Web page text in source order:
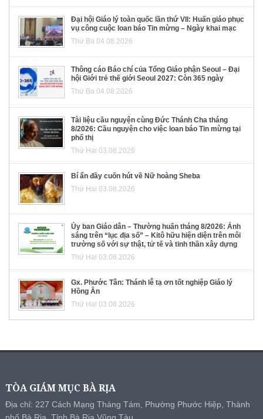
Đại hội Giáo lý toàn quốc lần thứ VII: Huấn giáo phục
vụ công cuộc loan báo Tin mừng – Ngày khai mạc
Thứ Ba 04.08.2026
Thông cáo Báo chí của Tổng Giáo phận Seoul – Đại
hội Giới trẻ thế giới Seoul 2027: Còn 365 ngày
Thứ Ba 04.08.2026
Tài liệu cầu nguyện cùng Đức Thánh Cha tháng
8/2026: Cầu nguyện cho việc loan báo Tin mừng tại
phố thị
Thứ Hai 03.08.2026
Bí ẩn đầy cuốn hút về Nữ hoàng Sheba
Thứ Hai 03.08.2026
Ủy ban Giáo dân – Thường huấn tháng 8/2026: Ánh
sáng trên “lục địa số” – Kitô hữu hiện diện trên môi
trường số với sự thật, tử tế và tinh thần xây dựng
Thứ Hai 03.08.2026
Gx. Phước Tân: Thánh lễ tạ ơn tốt nghiệp Giáo lý
Hồng Ân
Thứ Hai 03.08.2026
TÒA GIÁM MỤC BÀ RỊA
Địa chỉ: 227 Cách Mạng Tháng Tám, Phường Phước Hiệp, Thành